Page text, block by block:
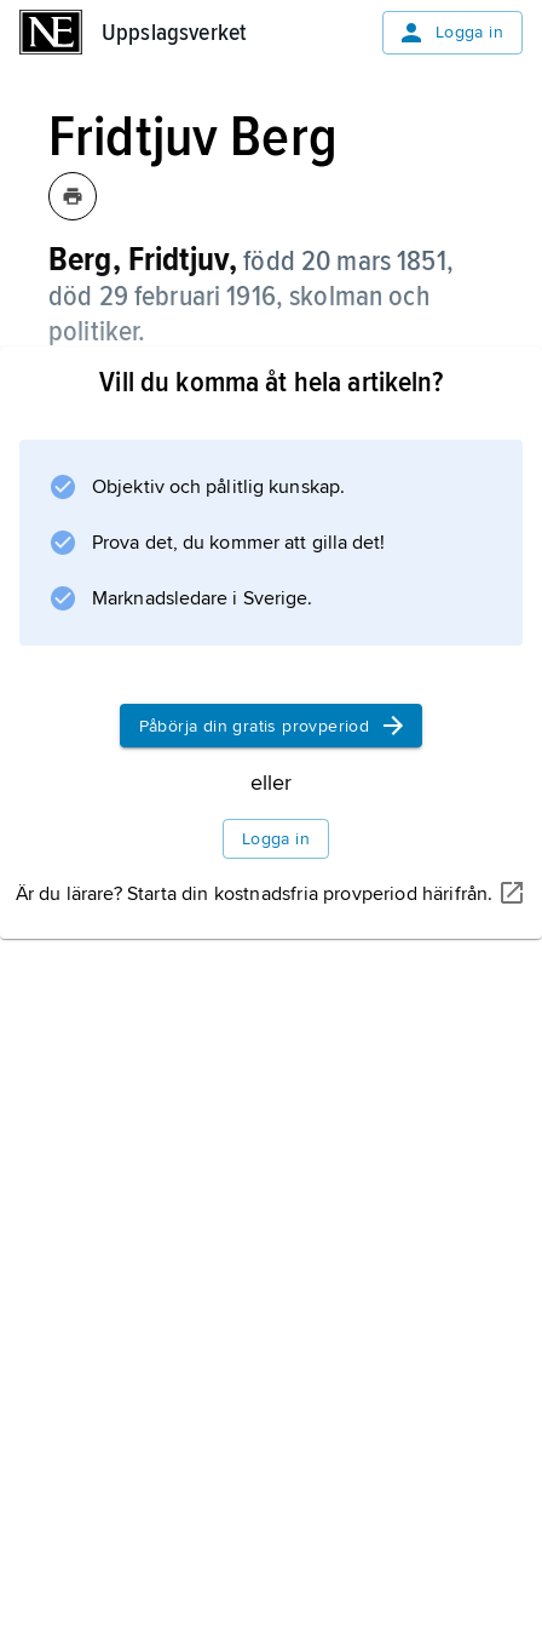
Uppslagsverket Logga in
Fridtjuv Berg
Berg, Fridtjuv, född 20 mars 1851,
död 29 februari 1916, skolman och
politiker.
Berg utbildade sig till folkskollärare och
han tidigt i förbindelse med tidens ledande
Rudenschöld och Per Adam Siljeström, och
utvecklade deras reformtankar vidare.
Information om artikeln
Vill du komma åt hela artikeln?
Objektiv och pålitlig kunskap.
Prova det, du kommer att gilla det!
Marknadsledare i Sverige.
Påbörja din gratis provperiod
eller
Logga in
Är du lärare? Starta din kostnadsfria provperiod härifrån.